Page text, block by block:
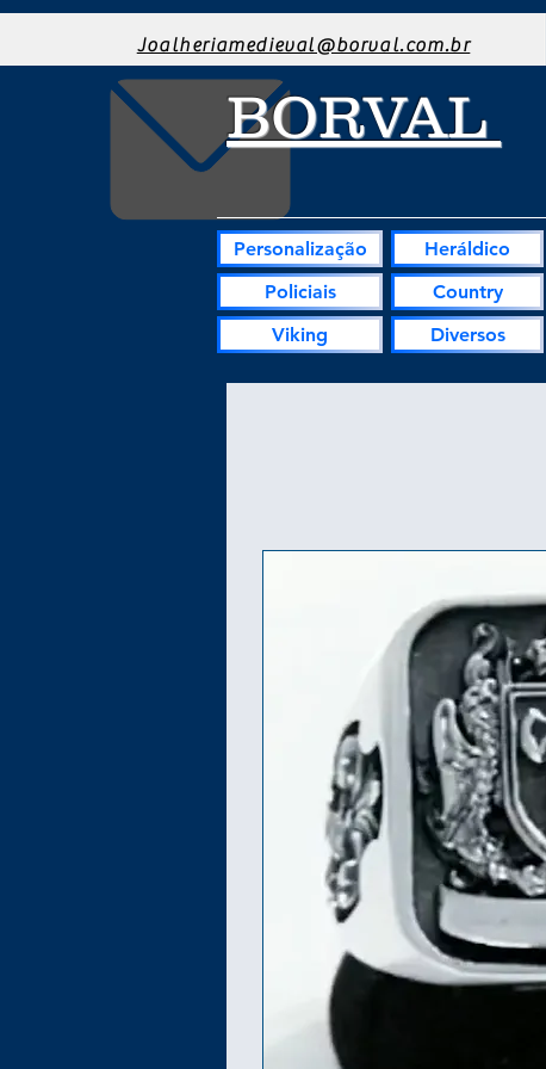
Joalheriamedieval@borval.com.br
BORVAL
Personalização
Policiais
Viking
Heráldico
Country
Diversos